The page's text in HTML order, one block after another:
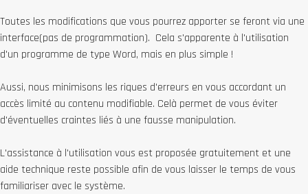
Toutes les modifications que vous pourrez apporter se feront via une
interface(pas de programmation). Cela s'apparente à l'utilisation
d'un programme de type Word, mais en plus simple !
Aussi, nous minimisons les riques d'erreurs en vous accordant un
accès limité au contenu modifiable. Celà permet de vous éviter
d'éventuelles craintes liés à une fausse manipulation.
L'assistance à l'utilisation vous est proposée gratuitement et une
aide technique reste possible afin de vous laisser le temps de vous
familiariser avec le système.